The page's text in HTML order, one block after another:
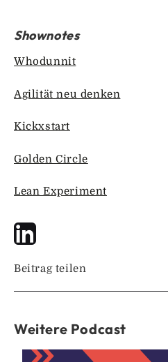
Shownotes
Whodunnit
Agilität neu denken
Kickxstart
Golden Circle
Lean Experiment
Beitrag teilen
Weitere Podcast